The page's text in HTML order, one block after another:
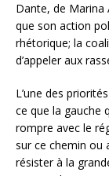
Dante, de Marina
que son action
rhétorique; la
d’appeler aux
L’une des
ce que la gauche
rompre avec le
sur ce chemin ou
résister à la